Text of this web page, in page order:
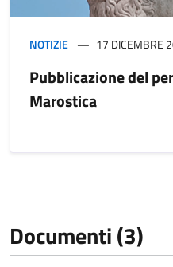
NOTIZIE 17 DICEMBRE
Pubblicazione del
Marostica
Documenti (3)